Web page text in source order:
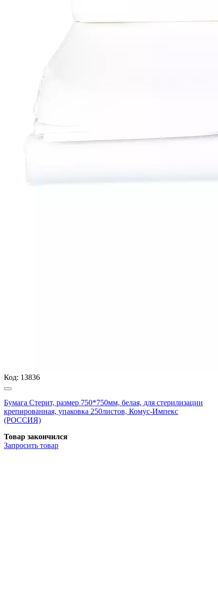
Код: 13836
Бумага Стерит, размер 750*750мм, белая, для стерилизации
крепированная, упаковка 250листов, Комус-Импекс
(РОССИЯ)
Товар закончился
Запросить товар